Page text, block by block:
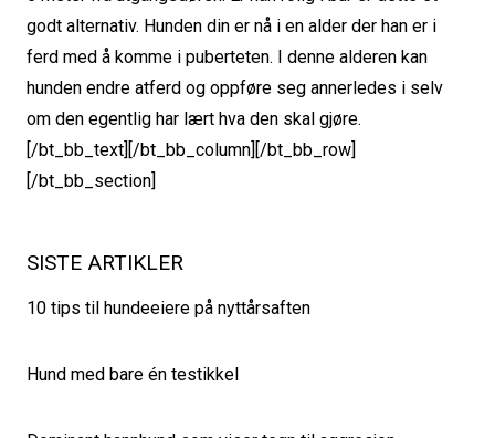
godt alternativ. Hunden din er nå i en alder der han er i
ferd med å komme i puberteten. I denne alderen kan
hunden endre atferd og oppføre seg annerledes i selv
om den egentlig har lært hva den skal gjøre.
[/bt_bb_text][/bt_bb_column][/bt_bb_row]
[/bt_bb_section]
SISTE ARTIKLER
10 tips til hundeeiere på nyttårsaften
Hund med bare én testikkel